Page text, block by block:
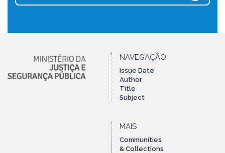
NAVEGAÇÃO
Issue Date
Author
Title
Subject
MAIS
Communities
& Collections